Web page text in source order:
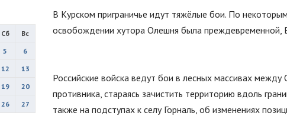
Сб
Вс
5
6
12
13
19
20
26
27
В Курском приграничье идут тяжёлые бои. По
освобождении хутора Олешня была преждевременной,
Российские войска ведут бои в лесных массивах
противника, стараясь зачистить территорию вдоль
также на подступах к селу Горналь, об изменениях